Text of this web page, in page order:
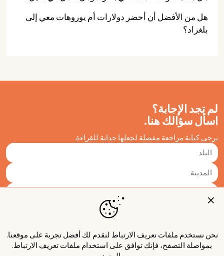
هل من الأفضل أن أحضر دولارات أم يوروهات معي إلى
بلغراد؟
لم تجد الإجابة؟
اسأل سؤالك هنا.
يرجى كتابة مراجعة مفصلة لجعلها جذابة للقراءة.
نحن نستخدم ملفات تعريف الارتباط لنقدم لك أفضل تجربة على موقعنا.
بمواصلة التصفح، فإنك توافق على استخدام ملفات تعريف الارتباط.